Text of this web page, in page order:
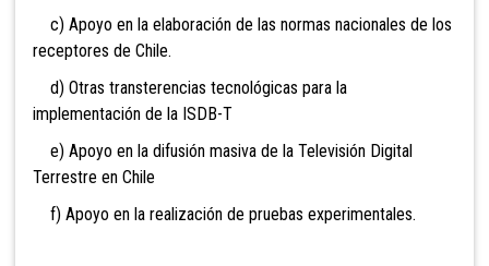
c) Apoyo en la elaboración de las normas nacionales de los
receptores de Chile.
d) Otras transterencias tecnológicas para la
implementación de la ISDB-T
e) Apoyo en la difusión masiva de la Televisión Digital
Terrestre en Chile
f) Apoyo en la realización de pruebas experimentales.